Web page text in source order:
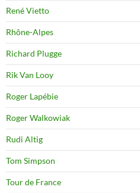
René Vietto
Rhône-Alpes
Richard Plugge
Rik Van Looy
Roger Lapébie
Roger Walkowiak
Rudi Altig
Tom Simpson
Tour de France